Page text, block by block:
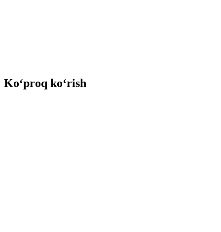
Ko‘proq ko‘rish